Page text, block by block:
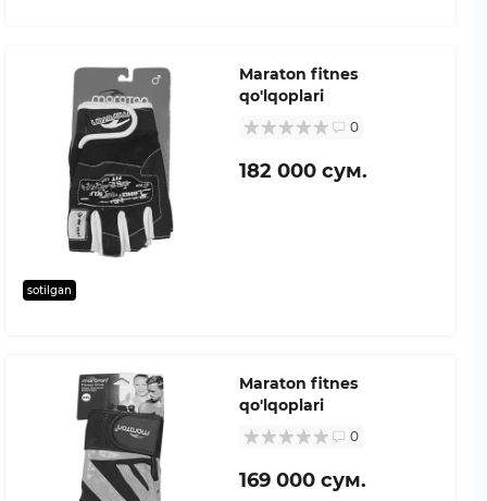
sotilgan
Maraton fitnes
qo'lqoplari
0
182 000 сум.
Maraton fitnes
qo'lqoplari
0
169 000 сум.